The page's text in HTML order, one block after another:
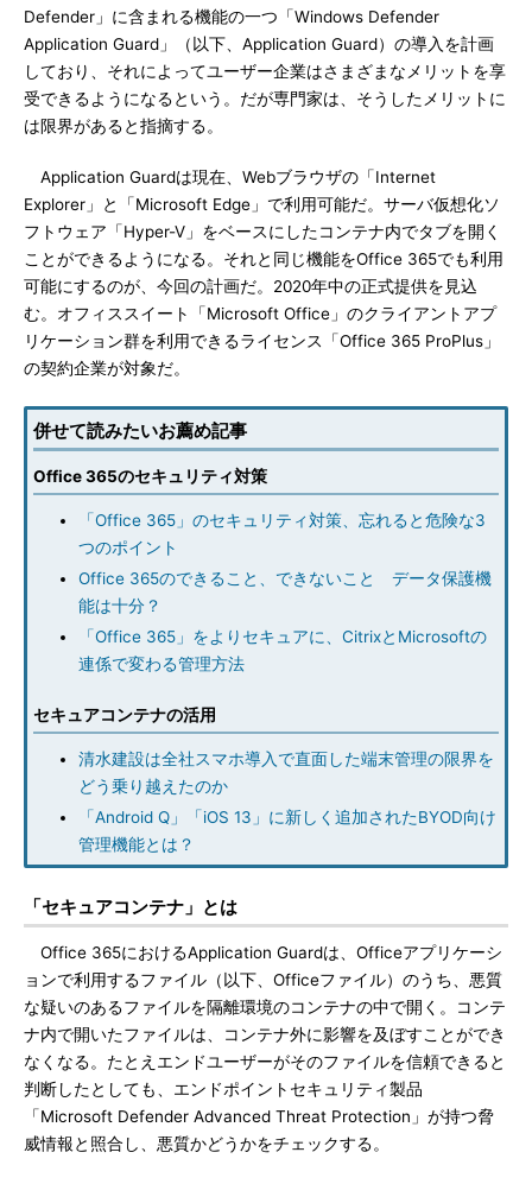
Defender」に含まれる機能の一つ「Windows Defender
Application Guard」（以下、Application Guard）の導入を計画
しており、それによってユーザー企業はさまざまなメリットを享
受できるようになるという。だが専門家は、そうしたメリットに
は限界があると指摘する。
Application Guardは現在、Webブラウザの「Internet
Explorer」と「Microsoft Edge」で利用可能だ。サーバ仮想化ソ
フトウェア「Hyper-V」をベースにしたコンテナ内でタブを開く
ことができるようになる。それと同じ機能をOffice 365でも利用
可能にするのが、今回の計画だ。2020年中の正式提供を見込
む。オフィススイート「Microsoft Office」のクライアントアプ
リケーション群を利用できるライセンス「Office 365 ProPlus」
の契約企業が対象だ。
併せて読みたいお薦め記事
Office 365のセキュリティ対策
「Office 365」のセキュリティ対策、忘れると危険な3
つのポイント
Office 365のできること、できないこと データ保護機
能は十分？
「Office 365」をよりセキュアに、CitrixとMicrosoftの
連係で変わる管理方法
セキュアコンテナの活用
清水建設は全社スマホ導入で直面した端末管理の限界を
どう乗り越えたのか
「Android Q」「iOS 13」に新しく追加されたBYOD向け
管理機能とは？
「セキュアコンテナ」とは
Office 365におけるApplication Guardは、Officeアプリケーシ
ョンで利用するファイル（以下、Officeファイル）のうち、悪質
な疑いのあるファイルを隔離環境のコンテナの中で開く。コンテ
ナ内で開いたファイルは、コンテナ外に影響を及ぼすことができ
なくなる。たとえエンドユーザーがそのファイルを信頼できると
判断したとしても、エンドポイントセキュリティ製品
「Microsoft Defender Advanced Threat Protection」が持つ脅
威情報と照合し、悪質かどうかをチェックする。